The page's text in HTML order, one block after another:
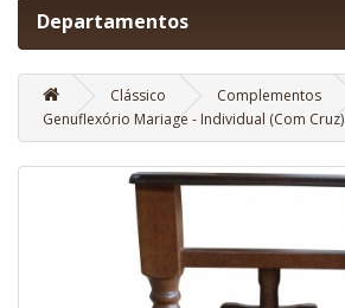
Departamentos
Clássico
Complementos
Genuflexório Mariage - Individual (Com Cruz)